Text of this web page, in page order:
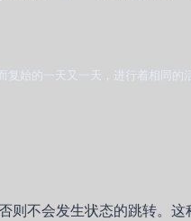
始的一天又一天，进行
则不会发生状态的跳转。这